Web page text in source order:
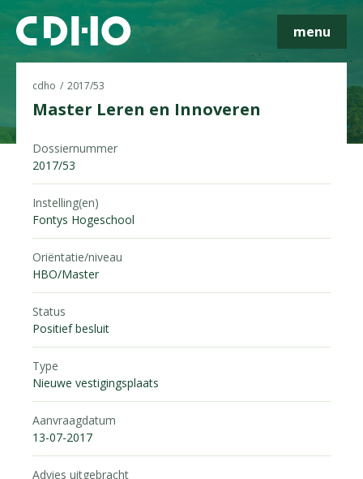
menu
cdho 2017/53
Master Leren en Innoveren
Dossiernummer
2017/53
Instelling(en)
Fontys Hogeschool
Oriëntatie/niveau
HBO/Master
Status
Positief besluit
Type
Nieuwe vestigingsplaats
Aanvraagdatum
13-07-2017
Advies uitgebracht